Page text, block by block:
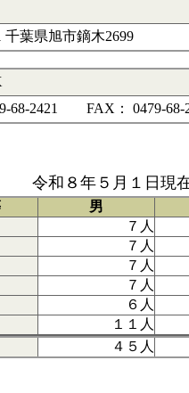
千葉県旭市鏑木2699
68-2421 FAX： 0479-68-
令和８年５月１日現
男
７人
７人
７人
７人
６人
１１人
４５人